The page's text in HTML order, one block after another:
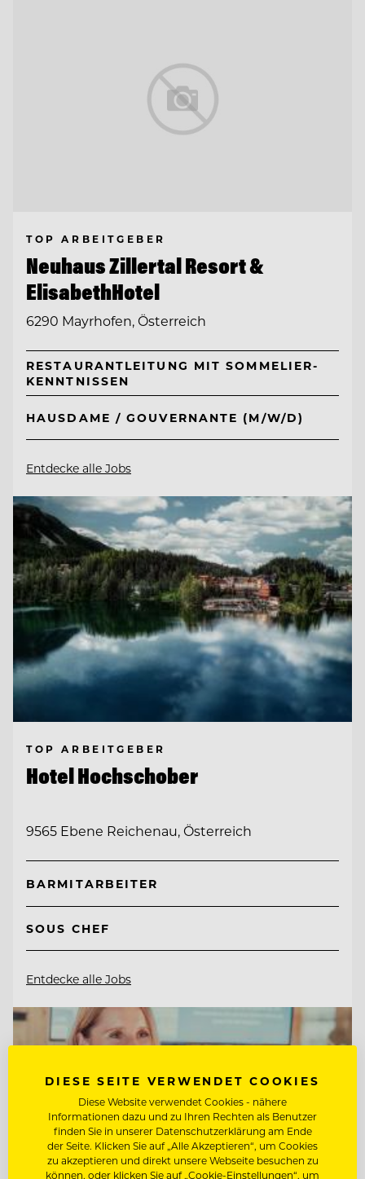
TOP ARBEITGEBER
Neuhaus Zillertal Resort &
ElisabethHotel
6290 Mayrhofen, Österreich
RESTAURANTLEITUNG MIT SOMMELIER-
KENNTNISSEN
HAUSDAME / GOUVERNANTE (M/W/D)
Entdecke alle Jobs
TOP ARBEITGEBER
Hotel Hochschober
9565 Ebene Reichenau, Österreich
BARMITARBEITER
SOUS CHEF
Entdecke alle Jobs
DIESE SEITE VERWENDET COOKIES
Diese Website verwendet Cookies - nähere
Informationen dazu und zu Ihren Rechten als Benutzer
finden Sie in unserer Datenschutzerklärung am Ende
der Seite. Klicken Sie auf „Alle Akzeptieren“, um Cookies
zu akzeptieren und direkt unsere Webseite besuchen zu
können, oder klicken Sie auf „Cookie-Einstellungen“, um